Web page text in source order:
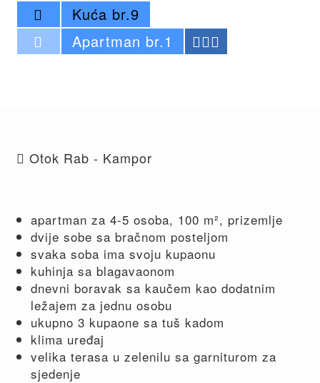
Kuća br.9
Apartman br.1
Otok Rab - Kampor
apartman za 4-5 osoba, 100 m², prizemlje
dvije sobe sa bračnom posteljom
svaka soba ima svoju kupaonu
kuhinja sa blagavaonom
dnevni boravak sa kaučem kao dodatnim
ležajem za jednu osobu
ukupno 3 kupaone sa tuš kadom
klima uređaj
velika terasa u zelenilu sa garniturom za
sjedenje